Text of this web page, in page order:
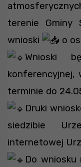
terenie Gminy
wnioski
o
Wnioski
konferencyjnej,
terminie do
Druki
siedzibie
internetowej
Do wniosku